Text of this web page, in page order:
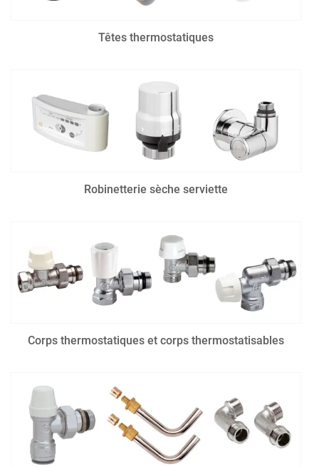
Têtes thermostatiques
Robinetterie sèche serviette
Corps thermostatiques et corps thermostatisables